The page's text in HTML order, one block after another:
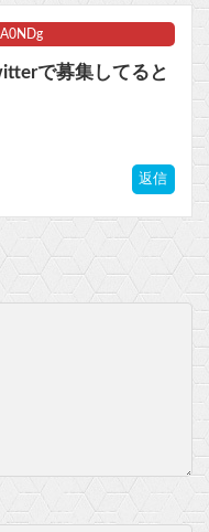
で募集してると
返信